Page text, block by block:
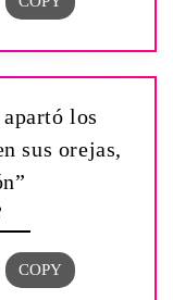
los
sus orejas,